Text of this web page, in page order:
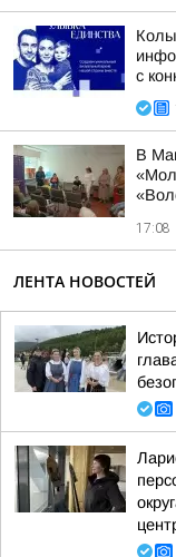
с
В
17:08
ЛЕНТА НОВОСТЕЙ